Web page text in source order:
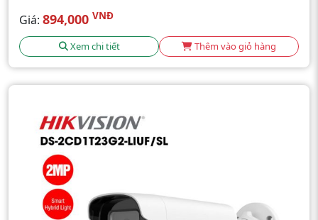
Giá: 894,000 VNĐ
Xem chi tiết Thêm vào giỏ hàng